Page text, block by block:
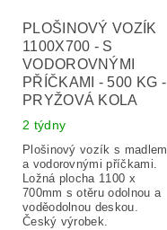
PLOŠINOVÝ VOZÍK
1100X700 - S
VODOROVNÝMI
PŘÍČKAMI - 500 KG -
PRYŽOVÁ KOLA
2 týdny
Plošinový vozík s madlem
a vodorovnými příčkami.
Ložná plocha 1100 x
700mm s otěru odolnou a
voděodolnou deskou.
Český výrobek.